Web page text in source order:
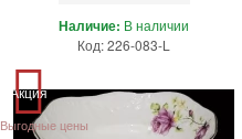
Наличие: В наличии
Код: 226-083-L
Акция
Выгодные цены